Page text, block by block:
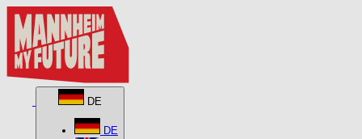
DE
DE